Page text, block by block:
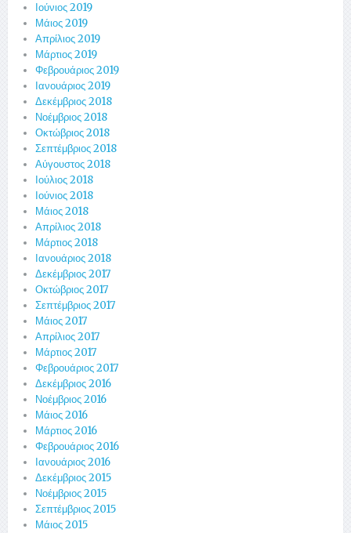
Ιούνιος 2019
Μάιος 2019
Απρίλιος 2019
Μάρτιος 2019
Φεβρουάριος 2019
Ιανουάριος 2019
Δεκέμβριος 2018
Νοέμβριος 2018
Οκτώβριος 2018
Σεπτέμβριος 2018
Αύγουστος 2018
Ιούλιος 2018
Ιούνιος 2018
Μάιος 2018
Απρίλιος 2018
Μάρτιος 2018
Ιανουάριος 2018
Δεκέμβριος 2017
Οκτώβριος 2017
Σεπτέμβριος 2017
Μάιος 2017
Απρίλιος 2017
Μάρτιος 2017
Φεβρουάριος 2017
Δεκέμβριος 2016
Νοέμβριος 2016
Μάιος 2016
Μάρτιος 2016
Φεβρουάριος 2016
Ιανουάριος 2016
Δεκέμβριος 2015
Νοέμβριος 2015
Σεπτέμβριος 2015
Μάιος 2015